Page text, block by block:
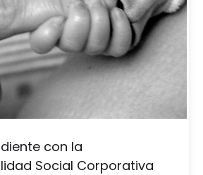
con la
Social Corporativa